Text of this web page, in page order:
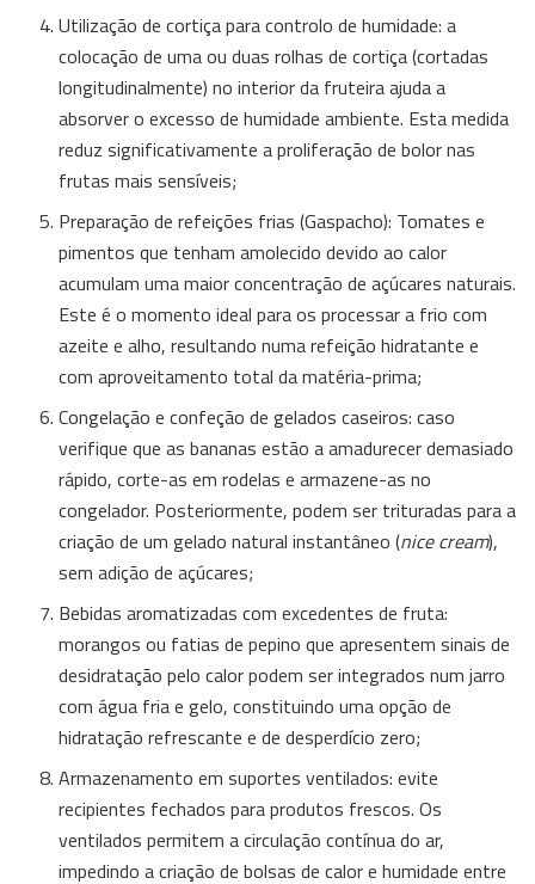
Utilização de cortiça para controlo de humidade: a
colocação de uma ou duas rolhas de cortiça (cortadas
longitudinalmente) no interior da fruteira ajuda a
absorver o excesso de humidade ambiente. Esta medida
reduz significativamente a proliferação de bolor nas
frutas mais sensíveis;
Preparação de refeições frias (Gaspacho): Tomates e
pimentos que tenham amolecido devido ao calor
acumulam uma maior concentração de açúcares naturais.
Este é o momento ideal para os processar a frio com
azeite e alho, resultando numa refeição hidratante e
com aproveitamento total da matéria-prima;
Congelação e confeção de gelados caseiros: caso
verifique que as bananas estão a amadurecer demasiado
rápido, corte-as em rodelas e armazene-as no
congelador. Posteriormente, podem ser trituradas para a
criação de um gelado natural instantâneo (nice cream),
sem adição de açúcares;
Bebidas aromatizadas com excedentes de fruta:
morangos ou fatias de pepino que apresentem sinais de
desidratação pelo calor podem ser integrados num jarro
com água fria e gelo, constituindo uma opção de
hidratação refrescante e de desperdício zero;
Armazenamento em suportes ventilados: evite
recipientes fechados para produtos frescos. Os
ventilados permitem a circulação contínua do ar,
impedindo a criação de bolsas de calor e humidade entre